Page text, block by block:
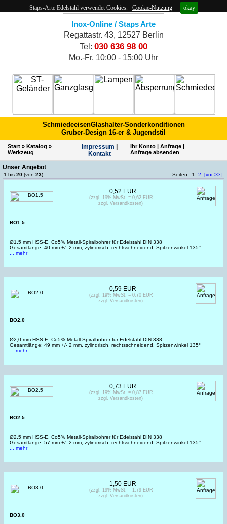
Staps-Arte Edelstahl verwendet Cookies. Cookie-Nutzung okay
Inox-Online / Staps Arte
Regattastr. 43, 12527 Berlin
Tel: 030 636 98 00
Mo.-Fr. 10:00 - 15:00 Uhr
SchmiedeeisenGlashalter-Sonderkonditionen
Gruber-Design 16-er & Jugendstil
Start » Katalog »
Werkzeug
Impres­sum
Kontakt
Ihr Konto| Anfrage|
Anfrage absenden
Unser Angebot
1 bis 20 (von 23) Seiten: 1 2 [vor >>]
BO1.5
Ø1,5 mm HSS-E, Co5% Metall-Spiralbohrer für Edelstahl DIN 338
Gesamtlänge: 40 mm +/- 2 mm, zylindrisch, rechtsschneidend, Spitzenwinkel 135°
... mehr
0,52 EUR
(zzgl. 19% MwSt. = 0,62 EUR
zzgl. Versandkosten)
BO2.0
Ø2,0 mm HSS-E, Co5% Metall-Spiralbohrer für Edelstahl DIN 338
Gesamtlänge: 49 mm +/- 2 mm, zylindrisch, rechtsschneidend, Spitzenwinkel 135°
... mehr
0,59 EUR
(zzgl. 19% MwSt. = 0,70 EUR
zzgl. Versandkosten)
BO2.5
Ø2,5 mm HSS-E, Co5% Metall-Spiralbohrer für Edelstahl DIN 338
Gesamtlänge: 57 mm +/- 2 mm, zylindrisch, rechtsschneidend, Spitzenwinkel 135°
... mehr
0,73 EUR
(zzgl. 19% MwSt. = 0,87 EUR
zzgl. Versandkosten)
BO3.0
1,50 EUR
(zzgl. 19% MwSt. = 1,79 EUR
zzgl. Versandkosten)